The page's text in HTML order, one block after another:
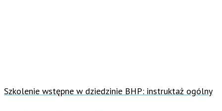
Szkolenie wstępne w dziedzinie BHP: instruktaż ogólny